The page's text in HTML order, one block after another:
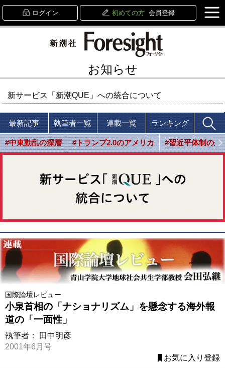
ログイン 初めての方 会員登録
お知らせ
新サービス「新潮QUE」への統合について
最新記事 執筆者一覧 連載一覧 ランキング
#中東動乱の深層 #トランプ2.0のアメリカ #習近平体制の光
国際論壇レビュー
小泉首相の「ナショナリズム」を懸念する海外報
道の「一面性」
執筆者：
田中明彦
2001年6月号
お気に入り登録